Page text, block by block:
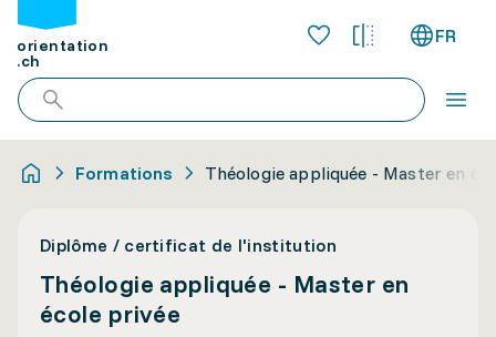
orientation
.ch
FR
Formations Théologie appliquée - Master en
Diplôme / certificat de l'institution
Théologie appliquée - Master en
école privée